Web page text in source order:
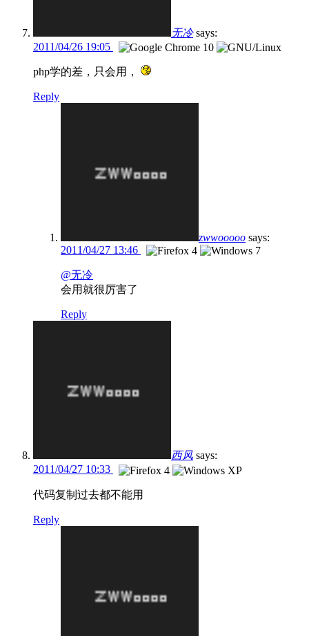
无冷 says:
2011/04/26 19:05
php学的差，只会用，
Reply
zwwooooo says:
2011/04/27 13:46
@无冷
会用就很厉害了
Reply
西风 says:
2011/04/27 10:33
代码复制过去都不能用
Reply